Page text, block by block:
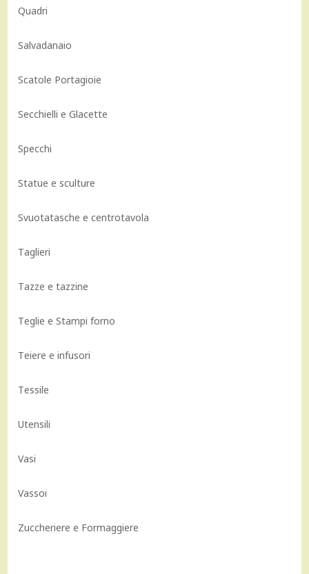
Quadri
Salvadanaio
Scatole Portagioie
Secchielli e Glacette
Specchi
Statue e sculture
Svuotatasche e centrotavola
Taglieri
Tazze e tazzine
Teglie e Stampi forno
Teiere e infusori
Tessile
Utensili
Vasi
Vassoi
Zuccheriere e Formaggiere